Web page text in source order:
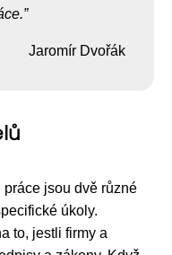
Jaromír Dvořák
jsou dvě různé
úkoly.
to, jestli firmy a